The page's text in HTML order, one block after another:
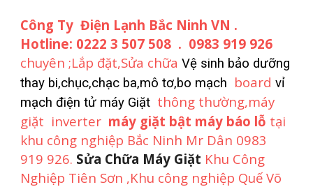
Công Ty Điện Lạnh Bắc Ninh VN .
Hotline: 0222 3 507 508 . 0983 919 926
chuyên ;Lắp đặt,Sửa chữaVệ sinh bảo dưỡng
thay bi,chục,chạc ba,mô tơ,bo mạch board vỉ
mạch điện tử máy Giặt thông thường,máy
giặt inverter máy giặt bật máy báo lỗ tại
khu công nghiệp Bắc Ninh Mr Dân 0983
919 926. Sửa Chữa Máy Giặt Khu Công
Nghiệp Tiên Sơn ,Khu công nghiệp Quế Võ